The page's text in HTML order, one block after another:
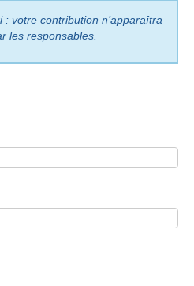
votre contribution n’apparaîtra
les responsables.